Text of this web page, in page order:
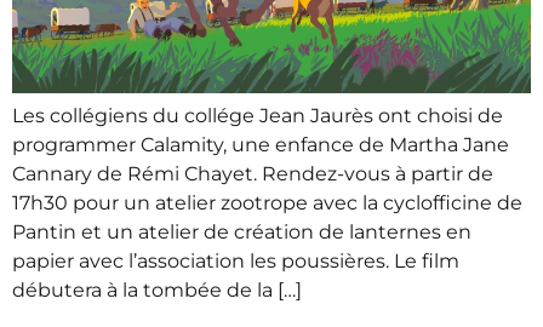
Les collégiens du collége Jean Jaurès ont choisi de
programmer Calamity, une enfance de Martha Jane
Cannary de Rémi Chayet. Rendez-vous à partir de
17h30 pour un atelier zootrope avec la cyclofficine de
Pantin et un atelier de création de lanternes en
papier avec l’association les poussières. Le film
débutera à la tombée de la […]